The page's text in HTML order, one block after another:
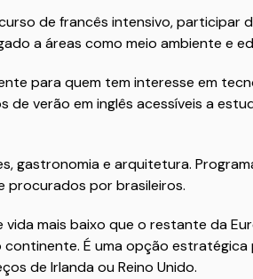
de francês intensivo, participar
a áreas como meio ambiente e
para quem tem interesse em
de verão em inglês acessíveis a
gastronomia e arquitetura.
procurados por brasileiros.
mais baixo que o restante da
É uma opção estratégica
de Irlanda ou Reino Unido.